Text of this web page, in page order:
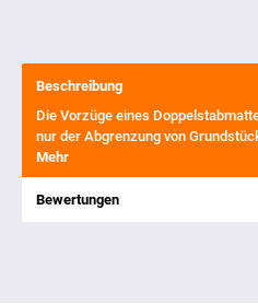
Beschreibung
Die Vorzüge eines
nur der Abgrenzung von
Mehr
Bewertungen